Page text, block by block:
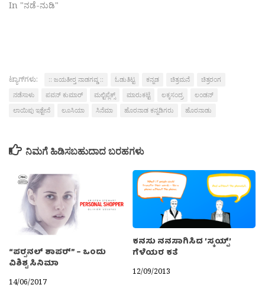
In "ನಡೆ-ನುಡಿ"
ಟ್ಯಾಗ್‌ಗಳು: :: ಜಯತೀರ‍್ತ ನಾಡಗವ್ಡ :: ಓಡುತಿಟ್ಟ ಕನ್ನಡ ಚಿತ್ರಮನೆ
ಚಿತ್ರರಂಗ
ನಡೆಸಾಳು
ಪವನ್ ಕುಮಾರ್ ಮಲ್ಟಿಪ್ಲೆಕ್ಸ್ ಮಾರುಕಟ್ಟೆ ಲಕ್ಕಸಂದ್ರ
ಲಂಡನ್
ಲಾಯಿಪು ಇಶ್ಟೇನೆ
ಲೂಸಿಯಾ ಸಿನೆಮಾ ಹೊರನಾಡ ಕನ್ನಡಿಗರು ಹೊರನಾಡು
ನಿಮಗೆ ಹಿಡಿಸಬಹುದಾದ ಬರಹಗಳು
“ಪರ‍್ಸನಲ್ ಶಾಪರ‍್” – ಒಂದು
ವಿಶಿಶ್ಟ ಸಿನಿಮಾ
14/06/2017
ಕನಸು ನನಸಾಗಿಸಿದ ’ಸ್ಕಯ್ಪ್’
ಗೆಳೆಯರ ಕತೆ
12/09/2013